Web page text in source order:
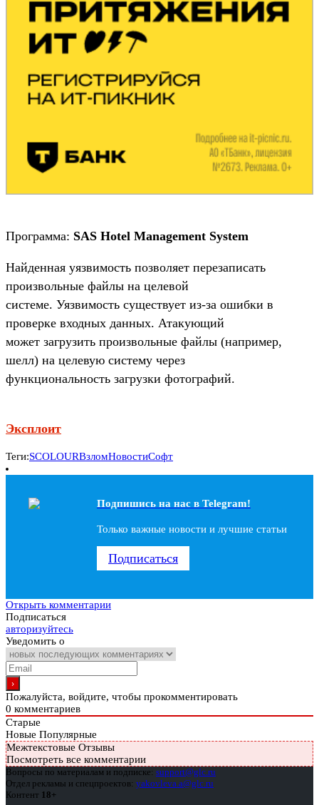
Программа: SAS Hotel Management System
Найденная уязвимость позволяет перезаписать
произвольные файлы на целевой
системе. Уязвимость существует из-за ошибки в
проверке входных данных. Атакующий
может загрузить произвольные файлы (например,
шелл) на целевую систему через
функциональность загрузки фотографий.
Эксплоит
Теги:SCOLOURВзломНовостиСофт
Подпишись на наc в Telegram!
Только важные новости и лучшие статьи
Подписаться
Открыть комментарии
Подписаться
авторизуйтесь
Уведомить о
Пожалуйста, войдите, чтобы прокомментировать
0 комментариев
Старые
Новые Популярные
Межтекстовые Отзывы
Посмотреть все комментарии
Вопросы по материалам и подписке: support@glc.ru
Отдел рекламы и спецпроектов: yakovleva.a@glc.ru
Контент 18+